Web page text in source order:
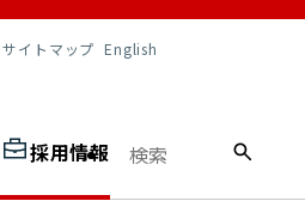
サイトマップ English
採用情報